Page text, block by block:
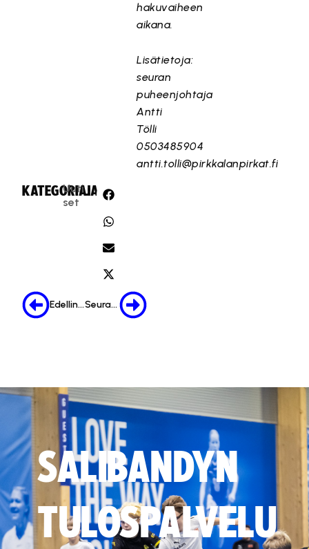
hakuvaiheen
aikana.
Lisätietoja:
seuran
puheenjohtaja
Antti
Tölli
0503485904
antti.tolli@pirkkalanpirkat.fi
KATEGORIA:
Uuti
set
JAA:
Edellinen Seuraava
SALIBANDYN
TULOSPALVELU